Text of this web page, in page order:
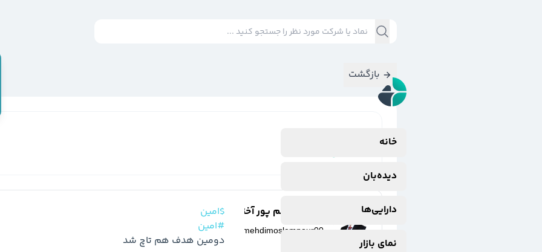
خانه
دیده‌بان
دارایی‌ها
نمای بازار
بازگشت
مهدی مسلم پور آخته خانه
mehdimoslempour00
$امین
#امین
دومین هدف هم تاچ شد